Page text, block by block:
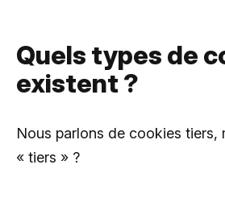
Quels types de
existent ?
Nous parlons de cookies tiers,
« tiers » ?